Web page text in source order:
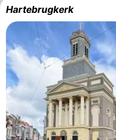
Hartebrugkerk